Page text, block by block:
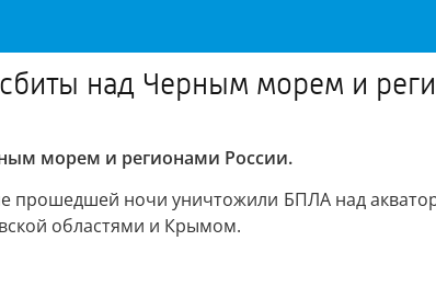
над Черным морем и
морем и регионами России.
ночи уничтожили БПЛА над
областями и Крымом.